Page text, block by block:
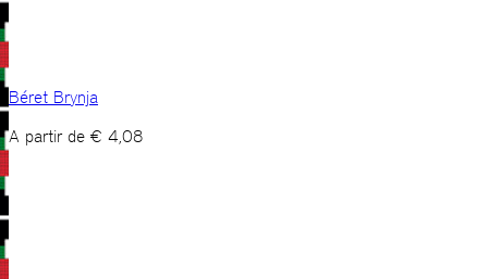
Béret Brynja
A partir de € 4,08